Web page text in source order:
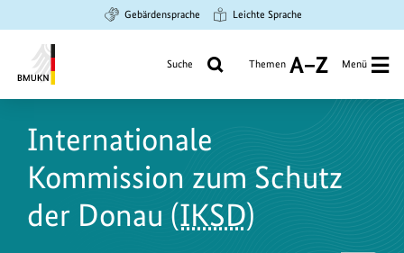
Hauptinhalt
springen
Suche
springen
Hauptnavigation
springen
Gebärdensprache Leichte Sprache
Umwelt,
Naturschutz
nukleare
Suche Themen
A
Z
Menü
Internationale
Kommission zum Schutz
der Donau (IKSD)